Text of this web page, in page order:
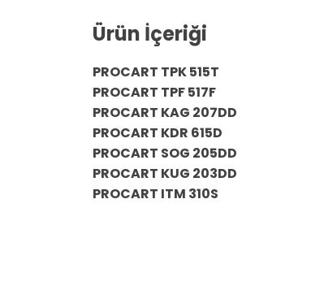
Ürün İçeriği
PROCART TPK 515T
PROCART TPF 517F
PROCART KAG 207DD
PROCART KDR 615D
PROCART SOG 205DD
PROCART KUG 203DD
PROCART ITM 310S